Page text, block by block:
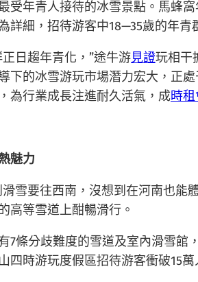
受年青人接待的冰雪景點。馬蜂
詳細，招待游客中18—35歲的年青
日趨年青化，”途牛游見證玩相干
下的冰雪游玩市場潛力宏大，正
為行業成長注進耐久活氣，成時
魅力
滑雪要往西南，沒想到在河南也能
高等雪道上酣暢滑行。
7條分歧難度的雪道及室內滑雪館
四時游玩度假區招待游客衝破15